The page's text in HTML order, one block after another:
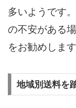
多いようです
の不安がある
をお勧めします
地域別送料を